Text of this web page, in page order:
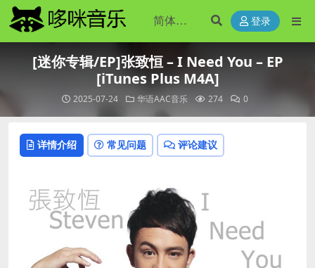
登录
[迷你专辑/EP]张致恒 – I Need You – EP
[iTunes Plus M4A]
2025-07-24 华语AAC音乐 274 0
详情介绍 常见问题 评论建议